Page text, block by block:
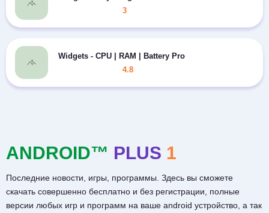
3
Widgets - CPU | RAM | Battery Pro
4.8
ANDROID™ PLUS 1
Последние новости, игры, программы. Здесь вы сможете
скачать совершенно бесплатно и без регистрации, полные
версии любых игр и программ на ваше android устройство, а так